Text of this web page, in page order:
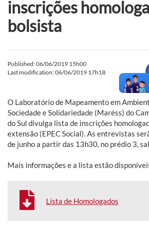
inscrições
bolsista
Published: 06/06/2019 15h00
Last modification: 06/06/2019 17h18
O Laboratório de Mapeamento em
Sociedade e Solidariedade (Maréss) do
do Sul divulga lista de inscrições
extensão (EPEC Social). As entrevistas
de junho a partir das 13h30, no prédio 3,
Mais informações e a lista estão
Lista de Homologados